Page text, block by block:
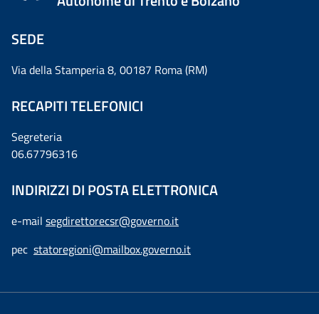
SEDE
Via della Stamperia 8, 00187 Roma (RM)
RECAPITI TELEFONICI
Segreteria
06.67796316
INDIRIZZI DI POSTA ELETTRONICA
e-mail segdirettorecsr@governo.it
pec statoregioni@mailbox.governo.it